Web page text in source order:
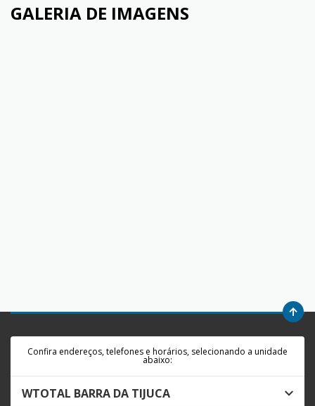
GALERIA DE IMAGENS
Confira endereços, telefones e horários, selecionando a unidade
abaixo:
WTOTAL BARRA DA TIJUCA